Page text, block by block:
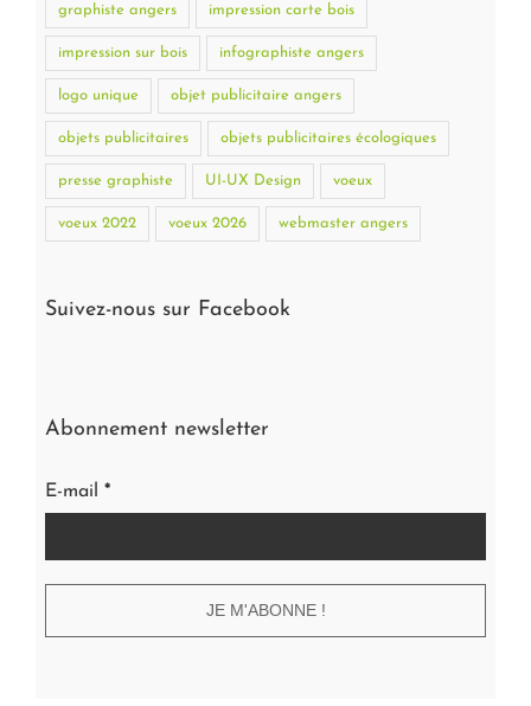
graphiste angers impression carte bois
impression sur bois infographiste angers
logo unique objet publicitaire angers
objets publicitaires objets publicitaires écologiques
presse graphiste UI-UX Design voeux
voeux 2022 voeux 2026 webmaster angers
Suivez-nous sur Facebook
Abonnement newsletter
E-mail *